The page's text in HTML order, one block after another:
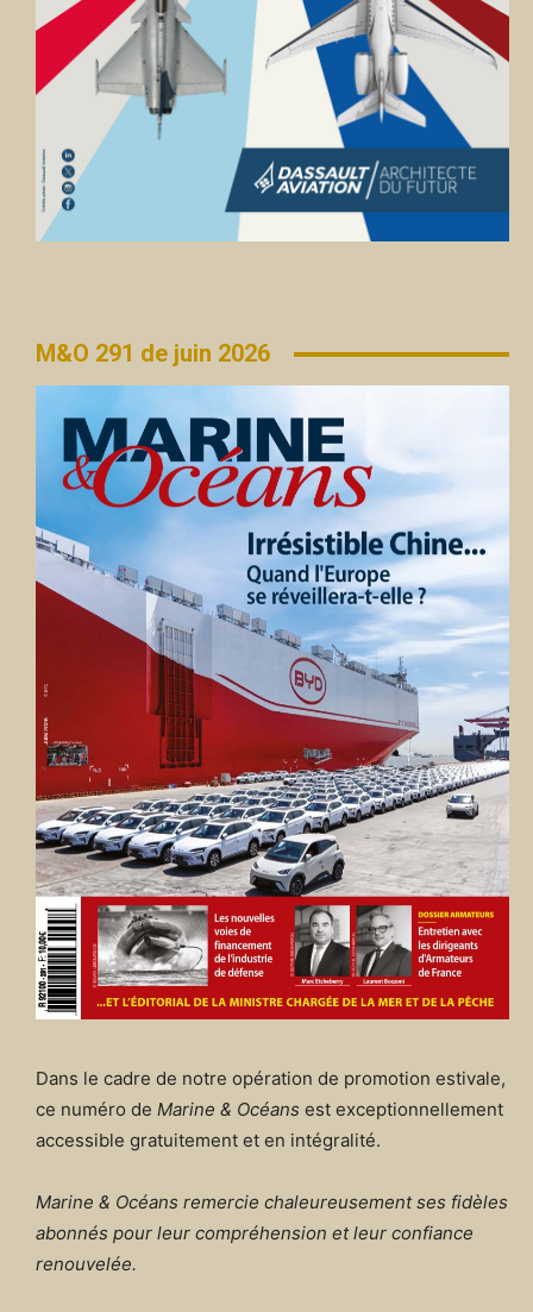
M&O 291 de juin 2026
Dans le cadre de notre opération de promotion estivale,
ce numéro de Marine & Océans est exceptionnellement
accessible gratuitement et en intégralité.
Marine & Océans remercie chaleureusement ses fidèles
abonnés pour leur compréhension et leur confiance
renouvelée.